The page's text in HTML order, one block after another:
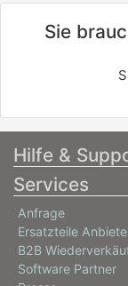
Sie
Hilfe &
Services
Anfrage
Ersatzteile
B2B
Software Partner